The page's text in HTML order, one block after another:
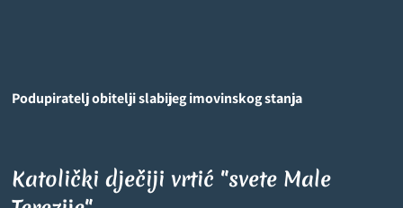
Podupiratelj obitelji slabijeg imovinskog stanja
Katolički dječiji vrtić "svete Male